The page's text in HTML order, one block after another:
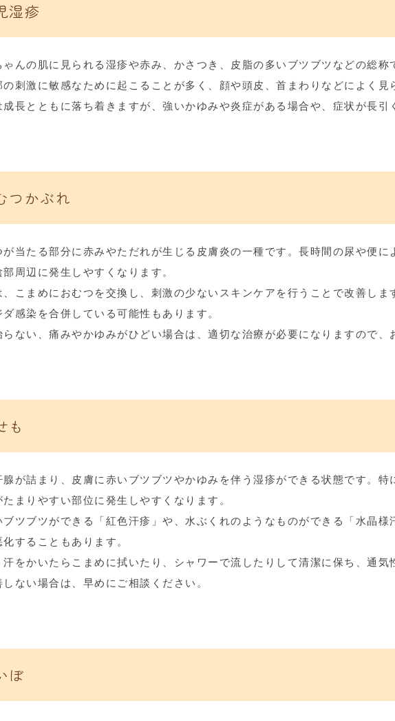
湿疹
んの肌に見られる湿疹や赤み、かさつき、皮脂の多いブツブツなどの総
刺激に敏感なために起こることが多く、顔や頭皮、首まわりなどによく見
長とともに落ち着きますが、強いかゆみや炎症がある場合や、症状が長引
つかぶれ
当たる部分に赤みやただれが生じる皮膚炎の一種です。長時間の尿や便
周辺に発生しやすくなります。
こまめにおむつを交換し、刺激の少ないスキンケアを行うことで改善し
感染を合併している可能性もあります。
ない、痛みやかゆみがひどい場合は、適切な治療が必要になりますので、
も
が詰まり、皮膚に赤いブツブツやかゆみを伴う湿疹ができる状態です。特
まりやすい部位に発生しやすくなります。
ツブツができる「紅色汗疹」や、水ぶくれのようなものができる「水晶
することもあります。
をかいたらこまめに拭いたり、シャワーで流したりして清潔に保ち、通
ない場合は、早めにご相談ください。
ぼ